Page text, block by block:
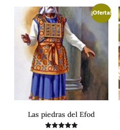
¡Oferta!
Las piedras del Efod